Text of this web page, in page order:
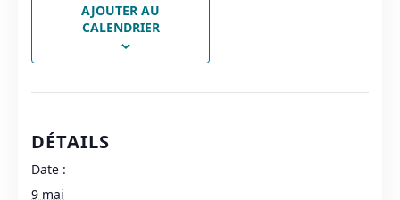
AJOUTER AU
CALENDRIER
DÉTAILS
Date :
9 mai